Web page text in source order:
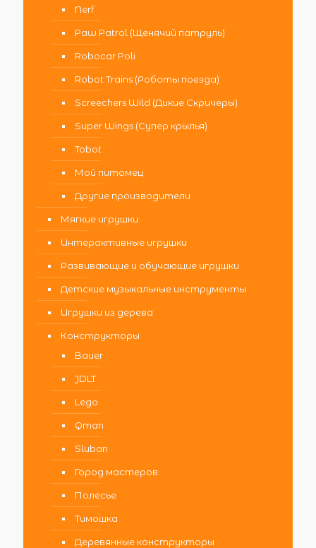
Nerf
Paw Patrol (Щенячий патруль)
Robocar Poli
Robot Trains (Роботы поезда)
Screechers Wild (Дикие Скричеры)
Super Wings (Супер крылья)
Tobot
Мой питомец
Другие производители
Мягкие игрушки
Интерактивные игрушки
Развивающие и обучающие игрушки
Детские музыкальные инструменты
Игрушки из дерева
Конструкторы
Bauer
JDLT
Lego
Qman
Sluban
Город мастеров
Полесье
Тимошка
Деревянные конструкторы